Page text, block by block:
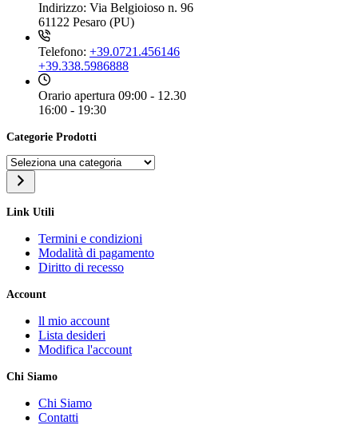
Indirizzo: Via Belgioioso n. 96
61122 Pesaro (PU)
Telefono: +39.0721.456146
+39.338.5986888
Orario apertura 09:00 - 12.30
16:00 - 19:30
Categorie Prodotti
Seleziona
una
categoria
Link Utili
Termini e condizioni
Modalità di pagamento
Diritto di recesso
Account
ll mio account
Lista desideri
Modifica l'account
Chi Siamo
Chi Siamo
Contatti